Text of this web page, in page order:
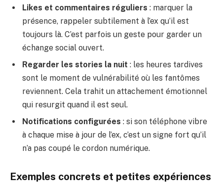
Likes et commentaires réguliers : marquer la
présence, rappeler subtilement à l’ex qu’il est
toujours là. C’est parfois un geste pour garder un
échange social ouvert.
Regarder les stories la nuit : les heures tardives
sont le moment de vulnérabilité où les fantômes
reviennent. Cela trahit un attachement émotionnel
qui resurgit quand il est seul.
Notifications configurées : si son téléphone vibre
à chaque mise à jour de l’ex, c’est un signe fort qu’il
n’a pas coupé le cordon numérique.
Exemples concrets et petites expériences